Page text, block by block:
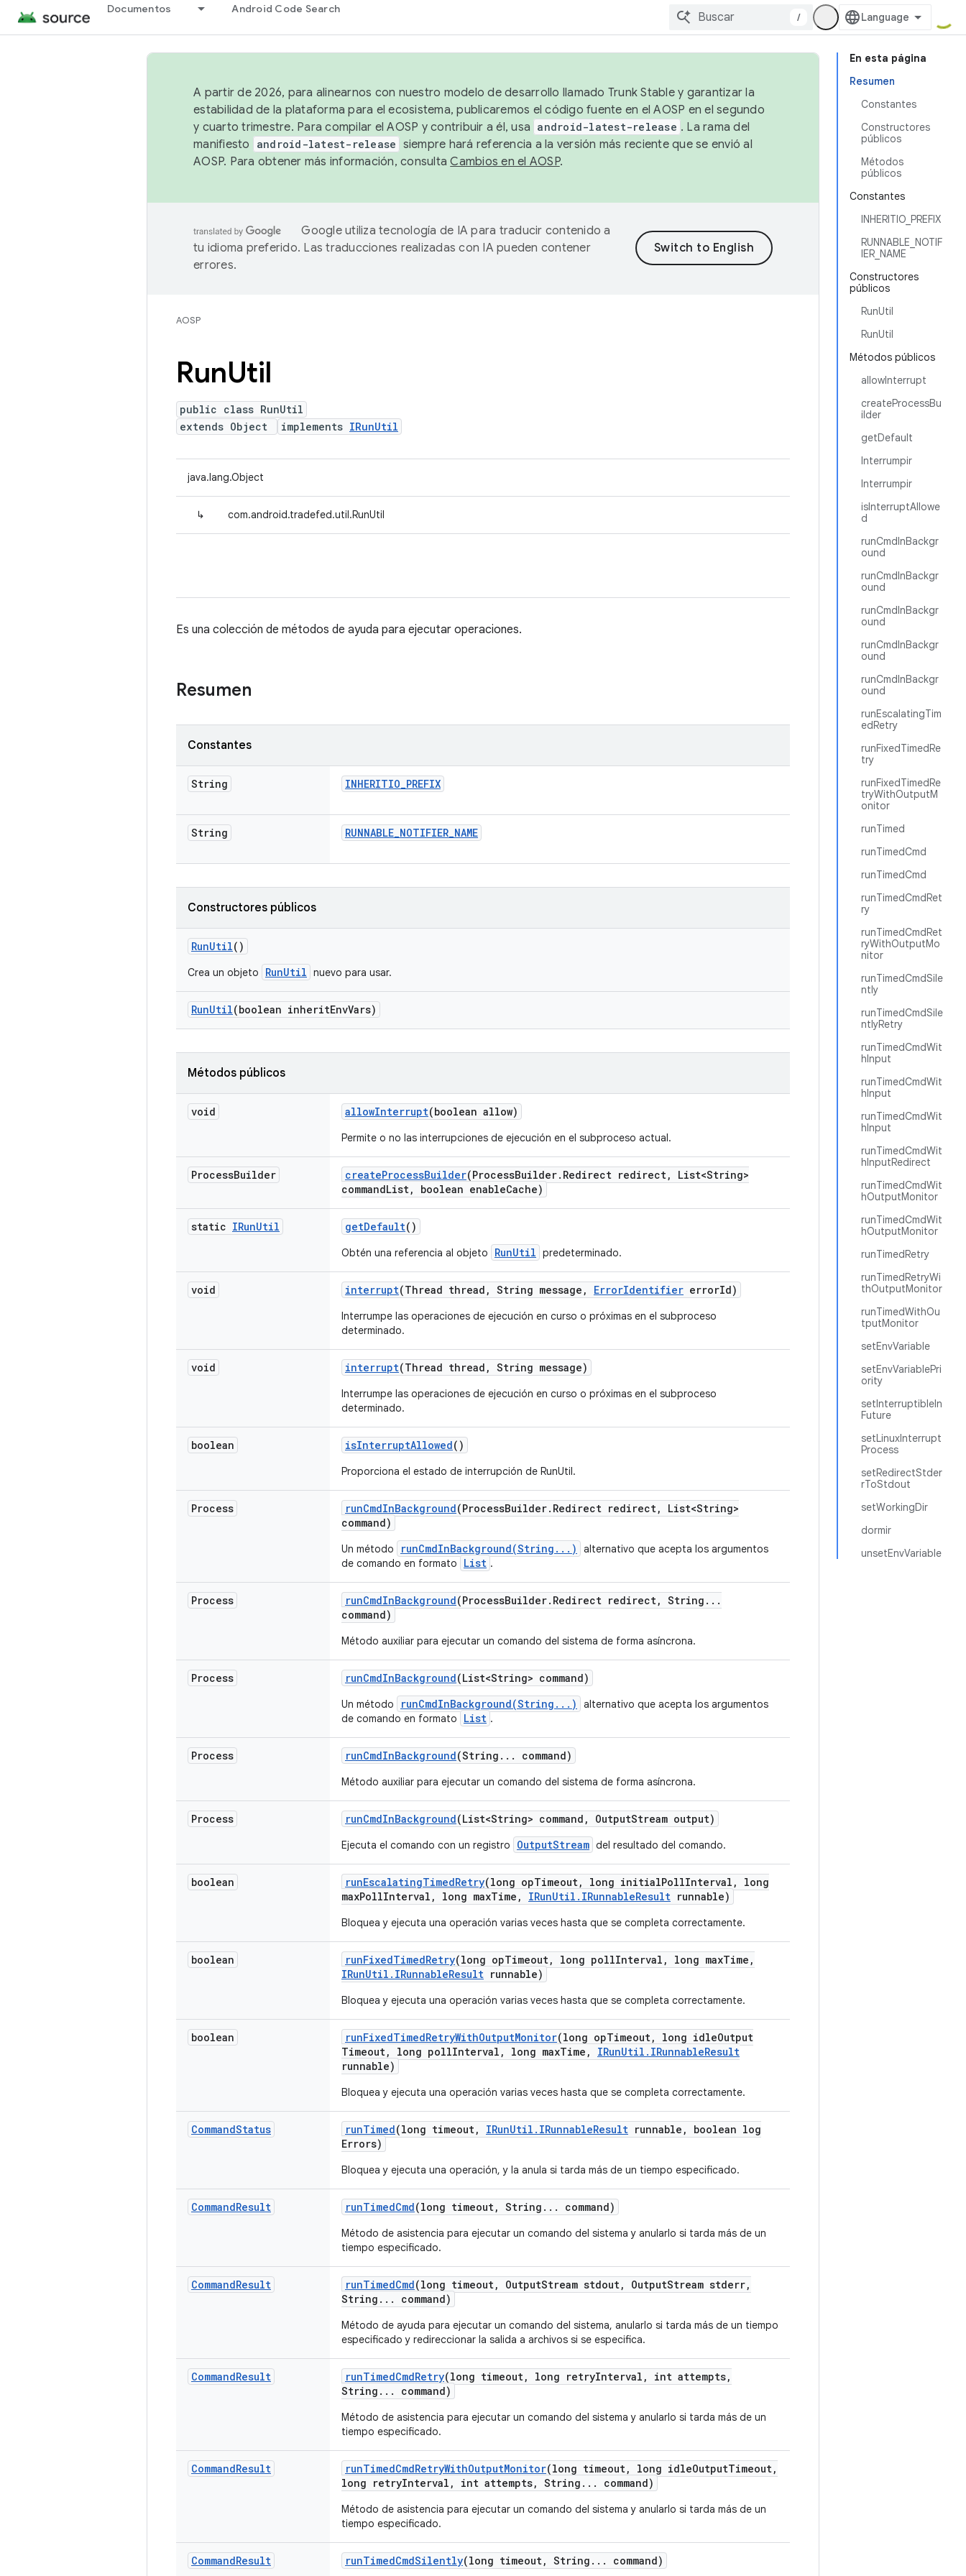
Documentos Android Code Search
/
En esta página
Resumen
Constantes
Constructores
públicos
Métodos
públicos
Constantes
INHERITIO_PREFIX
RUNNABLE_NOTIF
IER_NAME
Constructores
públicos
RunUtil
RunUtil
Métodos públicos
allowInterrupt
createProcessBu
ilder
getDefault
Interrumpir
Interrumpir
isInterruptAllowe
d
runCmdInBackgr
ound
runCmdInBackgr
ound
runCmdInBackgr
ound
runCmdInBackgr
ound
runCmdInBackgr
ound
runEscalatingTim
edRetry
runFixedTimedRe
try
runFixedTimedRe
tryWithOutputM
onitor
runTimed
runTimedCmd
runTimedCmd
runTimedCmdRet
ry
runTimedCmdRet
ryWithOutputMo
nitor
runTimedCmdSile
ntly
runTimedCmdSile
ntlyRetry
runTimedCmdWit
hInput
runTimedCmdWit
hInput
runTimedCmdWit
hInput
runTimedCmdWit
hInputRedirect
runTimedCmdWit
hOutputMonitor
runTimedCmdWit
hOutputMonitor
runTimedRetry
runTimedRetryWi
thOutputMonitor
runTimedWithOu
tputMonitor
setEnvVariable
setEnvVariablePri
ority
setInterruptibleIn
Future
setLinuxInterrupt
Process
setRedirectStder
rToStdout
setWorkingDir
dormir
unsetEnvVariable
A partir de 2026, para alinearnos con nuestro modelo de desarrollo llamado Trunk Stable y garantizar la
estabilidad de la plataforma para el ecosistema, publicaremos el código fuente en el AOSP en el segundo
y cuarto trimestre. Para compilar el AOSP y contribuir a él, usa android-latest-release . La rama del
manifiesto
android-latest-release siempre hará referencia a la versión más reciente que se envió al
AOSP. Para obtener más información, consultaCambios en el AOSP.
Google utiliza tecnología de IA para traducir contenido a
tu idioma preferido. Las traducciones realizadas con IA pueden contener
errores.
AOSP
RunUtil
public class RunUtil
extends Object
implements IRunUtil
java.lang.Object
↳ com.android.tradefed.util.RunUtil
Es una colección de métodos de ayuda para ejecutar operaciones.
Resumen
Constantes
String INHERITIO_PREFIX
String RUNNABLE_NOTIFIER_NAME
Constructores públicos
RunUtil()
Crea un objeto RunUtil nuevo para usar.
RunUtil(boolean inheritEnvVars)
Métodos públicos
void allowInterrupt(boolean allow)
Permite o no las interrupciones de ejecución en el subproceso actual.
ProcessBuilder createProcessBuilder(ProcessBuilder. Redirect redirect,
List<String>
commandList, boolean enableCache)
static IRunUtil getDefault()
Obtén una referencia al objeto RunUtil predeterminado.
void interrupt(Thread thread , String message , ErrorIdentifier errorId)
Interrumpe las operaciones de ejecución en curso o próximas en el subproceso
determinado.
void interrupt(Thread thread , String message)
Interrumpe las operaciones de ejecución en curso o próximas en el subproceso
determinado.
boolean isInterruptAllowed()
Proporciona el estado de interrupción de RunUtil.
Process runCmdInBackground(ProcessBuilder. Redirect redirect,
List<String>
command)
Un método runCmdInBackground(String...)
alternativo que acepta los argumentos
de comando en formato
List .
Process runCmdInBackground(ProcessBuilder. Redirect redirect, String . . .
command)
Método auxiliar para ejecutar un comando del sistema de forma asíncrona.
Process runCmdInBackground(List<String> command)
Un método runCmdInBackground(String...)
alternativo que acepta los argumentos
de comando en formato
List .
Process runCmdInBackground(String . . . command)
Método auxiliar para ejecutar un comando del sistema de forma asíncrona.
Process runCmdInBackground(List<String> command , OutputStream output)
Ejecuta el comando con un registro OutputStream del resultado del comando.
boolean runEscalatingTimedRetry(long opTimeout, long initialPollInterval ,
long
maxPollInterval , long maxTime , IRunUtil . IRunnableResult runnable)
Bloquea y ejecuta una operación varias veces hasta que se completa correctamente.
boolean runFixedTimedRetry(long opTimeout, long pollInterval , long maxTime ,
IRunUtil . IRunnableResult runnable)
Bloquea y ejecuta una operación varias veces hasta que se completa correctamente.
boolean runFixedTimedRetryWithOutputMonitor(long opTimeout, long idleOutput
Timeout, long pollInterval , long maxTime , IRunUtil . IRunnableResult
runnable)
Bloquea y ejecuta una operación varias veces hasta que se completa correctamente.
CommandStatus runTimed(long timeout, IRunUtil . IRunnableResult runnable ,
boolean log
Errors)
Bloquea y ejecuta una operación, y la anula si tarda más de un tiempo especificado.
CommandResult runTimedCmd(long timeout, String . . . command)
Método de asistencia para ejecutar un comando del sistema y anularlo si tarda más de un
tiempo especificado.
CommandResult runTimedCmd(long timeout, OutputStream stdout, OutputStream stderr,
String . . . command)
Método de ayuda para ejecutar un comando del sistema, anularlo si tarda más de un tiempo
especificado y redireccionar la salida a archivos si se especifica.
CommandResult runTimedCmdRetry(long timeout, long retryInterval , int attempts,
String . . . command)
Método de asistencia para ejecutar un comando del sistema y anularlo si tarda más de un
tiempo especificado.
CommandResult runTimedCmdRetryWithOutputMonitor(long timeout, long idleOutputTimeout,
long retryInterval , int attempts, String . . . command)
Método de asistencia para ejecutar un comando del sistema y anularlo si tarda más de un
tiempo especificado.
CommandResult runTimedCmdSilently(long timeout, String . . . command)